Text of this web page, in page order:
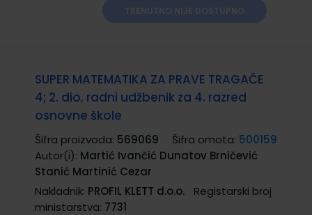
SUPER MATEMATIKA ZA PRAVE TRAGAČE
4; 2. dio, radni udžbenik za 4. razred
osnovne škole
Šifra proizvoda: 569069 Šifra omota: 500159
Autor(i): Martić Ivančić Dunatov Brničević
Stanić Martinić Cezar
Nakladnik: PROFIL KLETT d.o.o.
Registarski broj
ministarstva: 7731